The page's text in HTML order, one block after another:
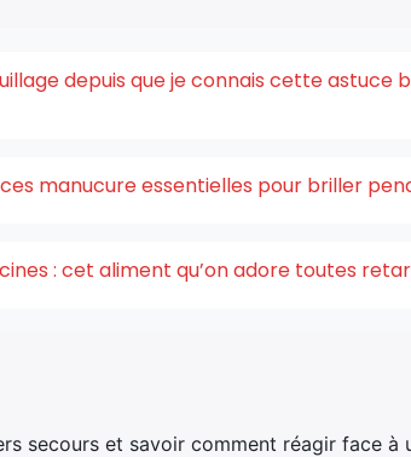
depuis que je connais cette astuce
manucure essentielles pour briller
: cet aliment qu’on adore toutes
secours et savoir comment réagir face